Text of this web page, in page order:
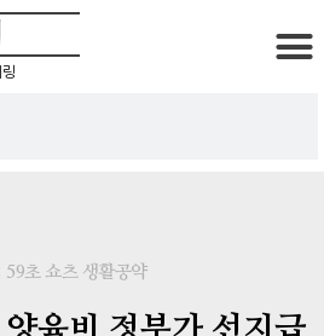
59초 쇼츠 생활공약
육비 정부가 선지급